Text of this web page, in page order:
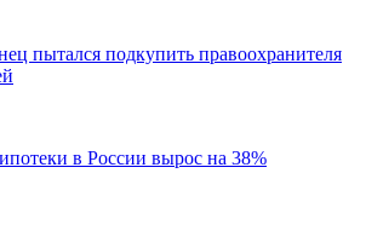
пытался подкупить правоохранителя
в России вырос на 38%